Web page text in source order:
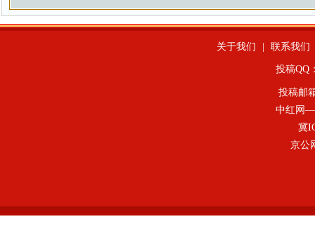
关于我们 联系我们
投稿QQ
投稿邮
中红网—
冀
京公